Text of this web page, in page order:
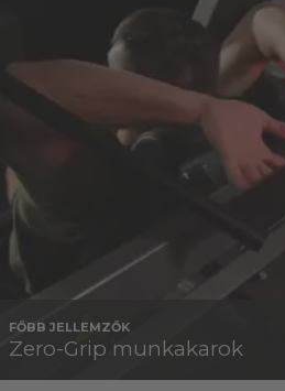
FŐBB JELLEMZŐK
Zero-Grip munkakarok